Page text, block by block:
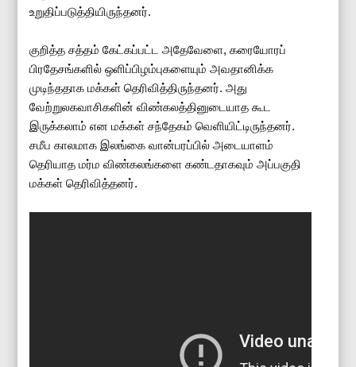
உறுதிப்படுத்தியிருந்தனர்.
குறித்த சத்தம் கேட்கப்பட்ட அதேவேளை, கரையோரப்
பிரதேசங்களில் ஒளிப்பிழம்புகளையும் அவதானிக்க
முடிந்ததாக மக்கள் தெரிவித்திருந்தனர். அது
வேற்றுலகவாசிகளின் விண்கலத்தினுடையாத கூட
இருக்கலாம் என மக்கள் சந்தேகம் வெளியிட்டிருந்தனர்.
சமீப காலமாக இலங்கை வான்பரப்பில் அடையாளம்
தெரியாத மர்ம விண்கலங்களை கண்டதாகவும் அப்பகுதி
மக்கள் தெரிவித்தனர்.